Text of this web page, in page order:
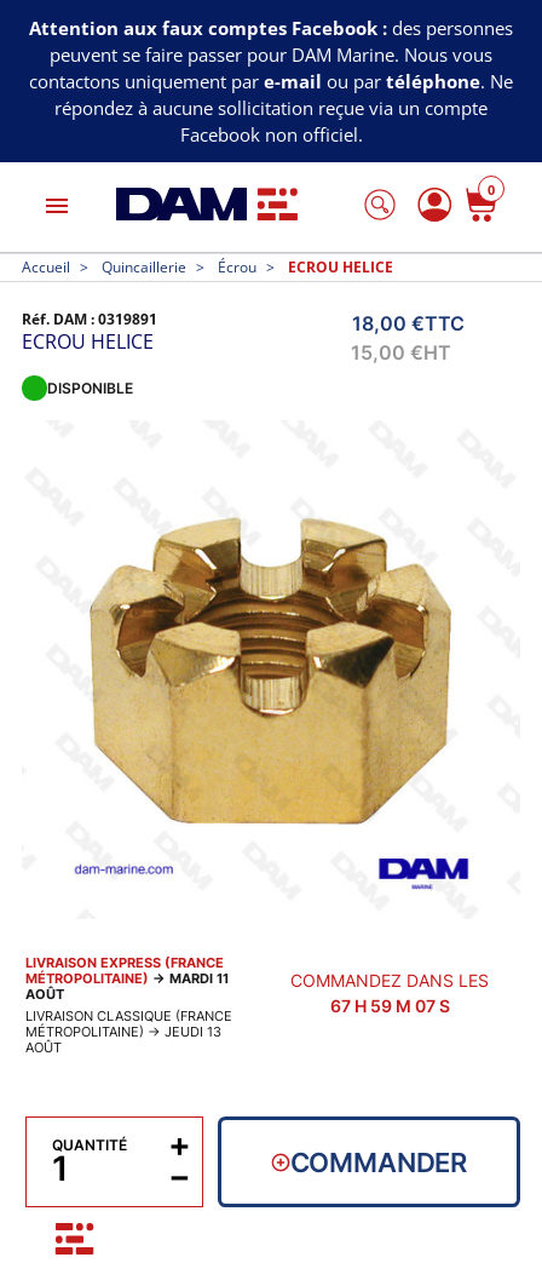
Attention aux faux comptes Facebook : des personnes
peuvent se faire passer pour DAM Marine. Nous vous
contactons uniquement par e-mail ou par téléphone. Ne
répondez à aucune sollicitation reçue via un compte
Facebook non officiel.
menu
0
Accueil Quincaillerie Écrou ECROU HELICE
Réf. DAM :0319891
ECROU HELICE
18,00 €TTC
15,00 €HT
DISPONIBLE
LIVRAISON EXPRESS (FRANCE
MÉTROPOLITAINE) → MARDI 11
AOÛT
LIVRAISON CLASSIQUE (FRANCE
MÉTROPOLITAINE) → JEUDI 13
AOÛT
COMMANDEZ DANS LES
67H 59M 07S
QUANTITÉ
−
+ COMMANDER